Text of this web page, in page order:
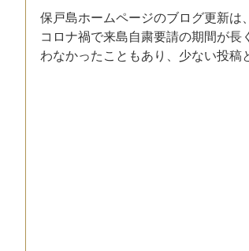
保戸島ホームページのブログ更新は
コロナ禍で来島自粛要請の期間が
わなかったこともあり、少ない投稿